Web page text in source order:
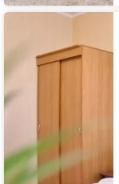
Гостевой